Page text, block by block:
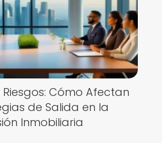
Cómo Afectan
de Salida en la
Inmobiliaria